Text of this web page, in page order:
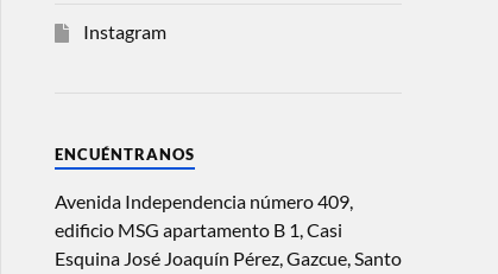
Instagram
ENCUÉNTRANOS
Avenida Independencia número 409,
edificio MSG apartamento B 1, Casi
Esquina José Joaquín Pérez, Gazcue, Santo